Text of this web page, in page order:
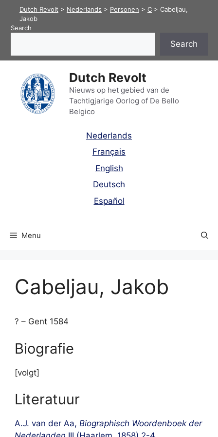
content
Dutch Revolt > Nederlands > Personen > C > Cabeljau,
Jakob
Search
Search
Dutch Revolt
Nieuws op het gebied van de
Tachtigjarige Oorlog of De Bello
Belgico
Nederlands
Français
English
Deutsch
Español
Menu
Cabeljau, Jakob
? – Gent 1584
Biografie
[volgt]
Literatuur
A.J. van der Aa, Biographisch Woordenboek der